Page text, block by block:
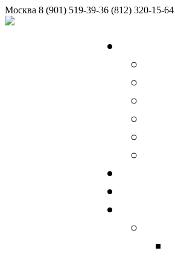
Москва 8 (901) 519-39-36 (812) 320-15-64